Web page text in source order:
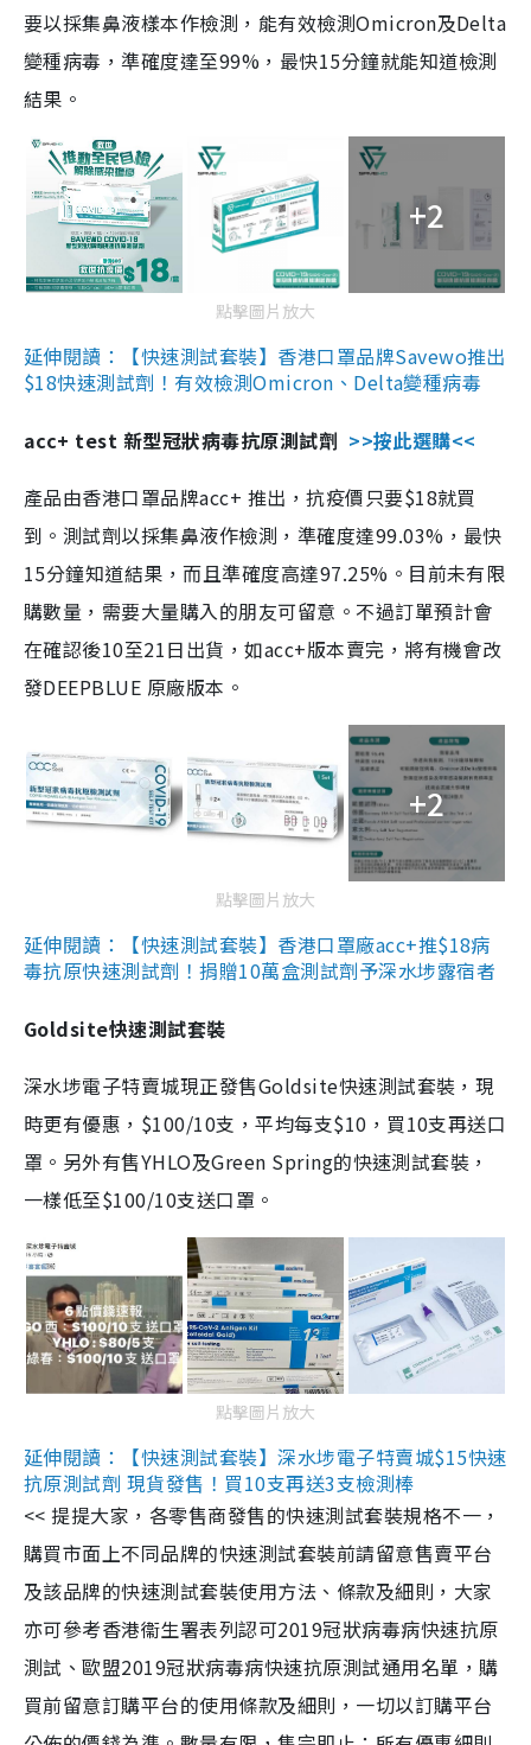
要以採集鼻液樣本作檢測，能有效檢測Omicron及Delta
變種病毒，準確度達至99%，最快15分鐘就能知道檢測
結果。
+2
點擊圖片放大
延伸閱讀：【快速測試套裝】香港口罩品牌Savewo推出
$18快速測試劑！有效檢測Omicron、Delta變種病毒
acc+ test 新型冠狀病毒抗原測試劑 >>按此選購<<
產品由香港口罩品牌acc+ 推出，抗疫價只要$18就買
到。測試劑以採集鼻液作檢測，準確度達99.03%，最快
15分鐘知道結果，而且準確度高達97.25%。目前未有限
購數量，需要大量購入的朋友可留意。不過訂單預計會
在確認後10至21日出貨，如acc+版本賣完，將有機會改
發DEEPBLUE 原廠版本。
+2
點擊圖片放大
延伸閱讀：【快速測試套裝】香港口罩廠acc+推$18病
毒抗原快速測試劑！捐贈10萬盒測試劑予深水埗露宿者
Goldsite快速測試套裝
深水埗電子特賣城現正發售Goldsite快速測試套裝，現
時更有優惠，$100/10支，平均每支$10，買10支再送口
罩。另外有售YHLO及Green Spring的快速測試套裝，
一樣低至$100/10支送口罩。
點擊圖片放大
延伸閱讀：【快速測試套裝】深水埗電子特賣城$15快速
抗原測試劑 現貨發售！買10支再送3支檢測棒
<< 提提大家，各零售商發售的快速測試套裝規格不一，
購買市面上不同品牌的快速測試套裝前請留意售賣平台
及該品牌的快速測試套裝使用方法、條款及細則，大家
亦可參考香港衞生署表列認可2019冠狀病毒病快速抗原
測試、歐盟2019冠狀病毒病快速抗原測試通用名單，購
買前留意訂購平台的使用條款及細則，一切以訂購平台